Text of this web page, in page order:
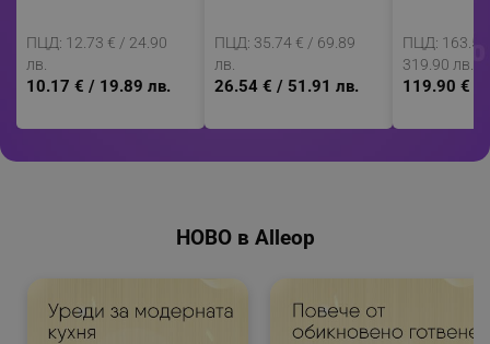
ПЦД: 12.73 € / 24.90
лв.
10.17 € / 19.89 лв.
Инокс/кафяв
ПЦД: 35.74 € / 69.89
лв.
26.54 € / 51.91 лв.
Гласови
Бежов
ПЦД:
319.90 лв.
119.90 € /
НОВО в Alleop